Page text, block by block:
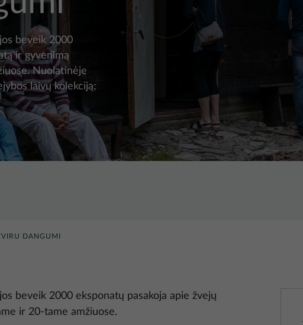
beveik 2000
ir gyvenimą
Nuolatinėje
laivų kolekciją;
DANGUMI
beveik 2000 eksponatų pasakoja apie žvejų
ir 20-tame amžiuose.